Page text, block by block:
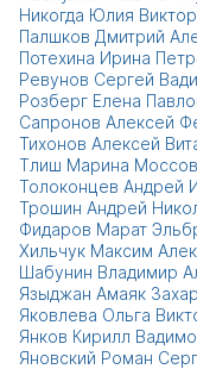
Никогда Юлия
Палшков Дмитрий
Потехина Ирина
Ревунов Сергей
Розберг Елена
Сапронов Алексей
Тихонов Алексей
Тлиш Марина
Толоконцев Андрей
Трошин Андрей
Фидаров Марат
Хильчук Максим
Шабунин Владимир
Языджан Амаяк
Яковлева Ольга
Янков Кирилл
Яновский Роман